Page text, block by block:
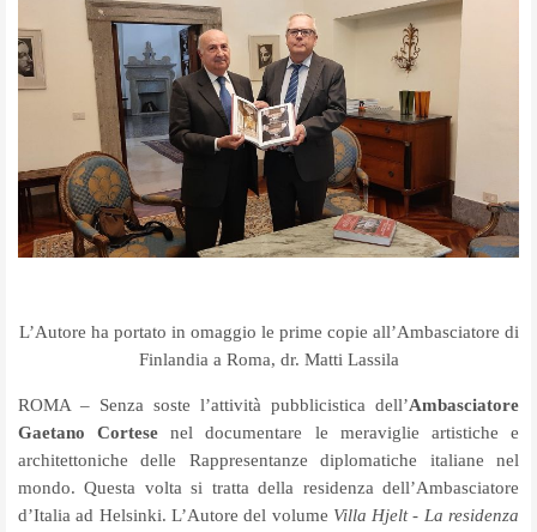
L’Autore ha portato in omaggio le prime copie all’Ambasciatore di
Finlandia a Roma, dr. Matti Lassila
ROMA – Senza soste l’attività pubblicistica dell’Ambasciatore
Gaetano Cortesenel documentare le meraviglie artistiche e
architettoniche delle Rappresentanze diplomatiche italiane nel
mondo. Questa volta si tratta della residenza dell’Ambasciatore
d’Italia ad Helsinki. L’Autore del volume Villa Hjelt - La residenza